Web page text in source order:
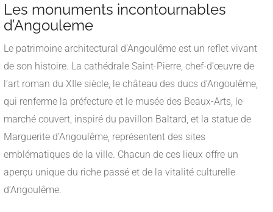
Les monuments incontournables
d’Angouleme
Le patrimoine architectural d’Angoulême est un reflet vivant
de son histoire. La cathédrale Saint-Pierre, chef-d’œuvre de
l’art roman du XIIe siècle, le château des ducs d’Angoulême,
qui renferme la préfecture et le musée des Beaux-Arts, le
marché couvert, inspiré du pavillon Baltard, et la statue de
Marguerite d’Angoulême, représentent des sites
emblématiques de la ville. Chacun de ces lieux offre un
aperçu unique du riche passé et de la vitalité culturelle
d’Angoulême.